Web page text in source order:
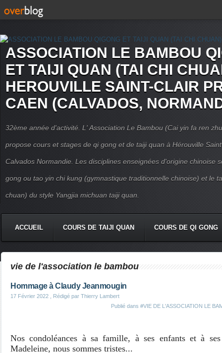
ASSOCIATION LE BAMBOU
ET TAIJI QUAN (TAI CHI
HEROUVILLE SAINT-CLAIR
CAEN (CALVADOS,
32ème année d'activité. L' Association Le Bambou (Cai yin fa ren
propose cours et stages de qi gong et de taiji quan à Hérouville
Calvados Normandie. Les disciplines enseignées d'origine chinoise
gong ou tao yin chi kung (gymnastique traditionnelle chinoise) et le
chuan) du style Yangjia michuan taiji quan.
ACCUEIL COURS DE TAIJI QUAN COURS DE QI GONG
vie de l'association le bambou
Hommage à Claudy Jeanmougin
17 Février 2022 , Rédigé par Thierry Lambert
Publié dans #VIE DE L'ASSOCIATION LE
Nos condoléances à sa famille, à ses enfants et à
Madeleine, nous sommes tristes...